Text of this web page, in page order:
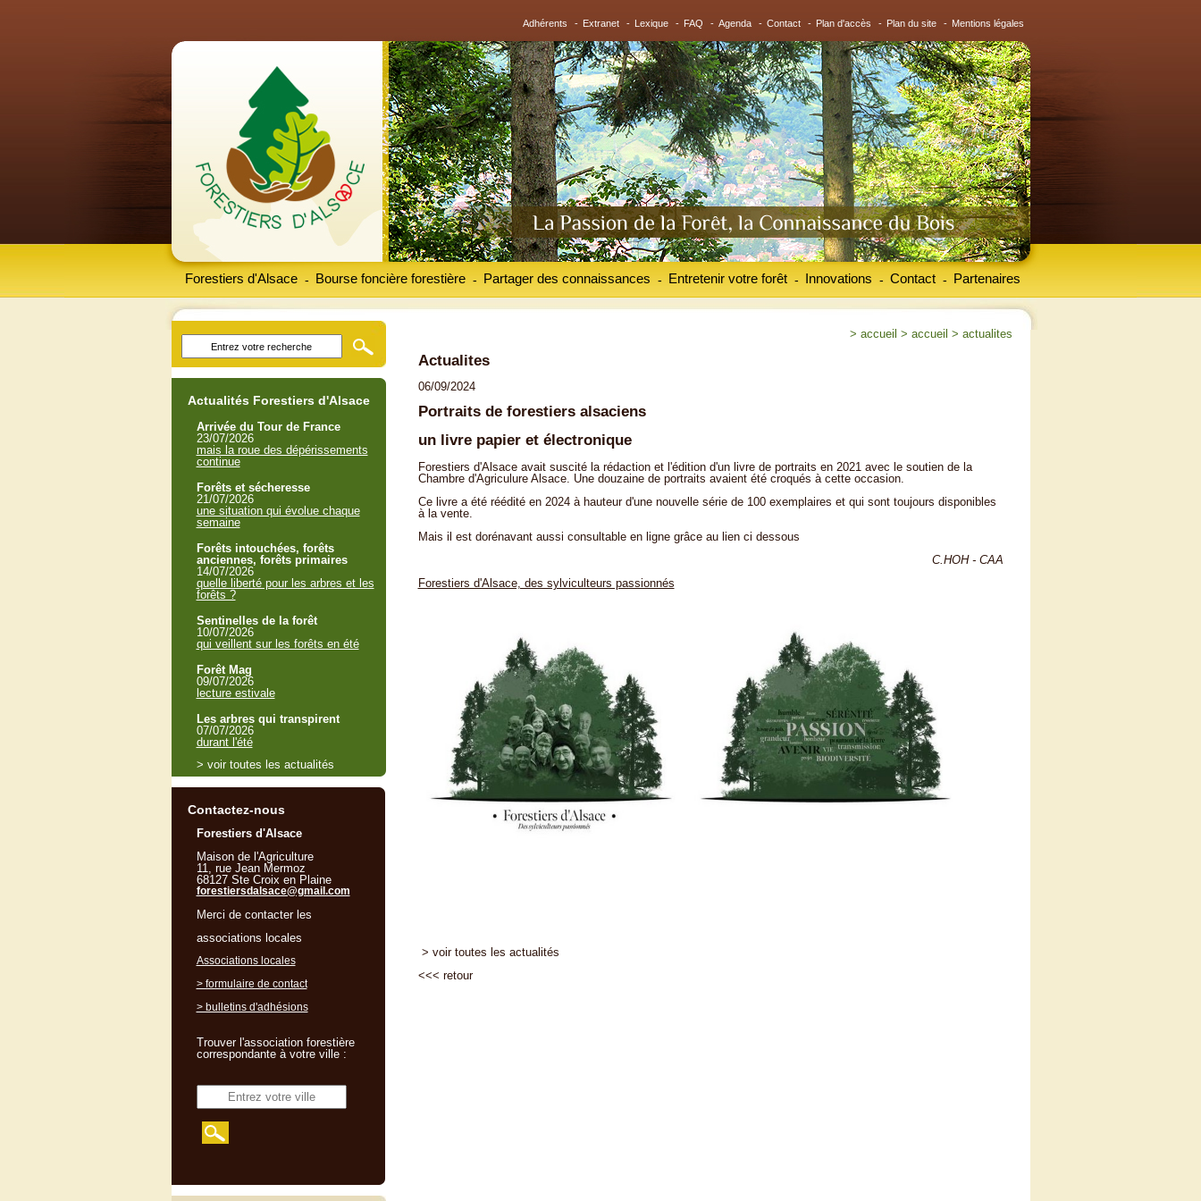
Adhérents - Extranet - Lexique - FAQ - Agenda - Contact - Plan d'accès - Plan du site - Mentions légales
Forestiers d'Alsace Bourse foncière forestière
- Partager des connaissances
- Entretenir votre forêt
- Innovations
- Contact
- Partenaires
-
> accueil > accueil > actualites
Actualites
06/09/2024
Portraits de forestiers alsaciens
un livre papier et électronique
Forestiers d'Alsace avait suscité la rédaction et l'édition d'un livre de portraits en 2021 avec le soutien de la
Chambre d'Agriculure Alsace. Une douzaine de portraits avaient été croqués à cette occasion.
Ce livre a été réédité en 2024 à hauteur d'une nouvelle série de 100 exemplaires et qui sont toujours disponibles
à la vente.
Mais il est dorénavant aussi consultable en ligne grâce au lien ci dessous
C.HOH - CAA
Forestiers d'Alsace, des sylviculteurs passionnés
> voir toutes les actualités
<<< retour
Actualités Forestiers d'Alsace
Arrivée du Tour de France
23/07/2026
mais la roue des dépérissements
continue
Forêts et sécheresse
21/07/2026
une situation qui évolue chaque
semaine
Forêts intouchées, forêts
anciennes, forêts primaires
14/07/2026
quelle liberté pour les arbres et les
forêts ?
Sentinelles de la forêt
10/07/2026
qui veillent sur les forêts en été
Forêt Mag
09/07/2026
lecture estivale
Les arbres qui transpirent
07/07/2026
durant l'été
> voir toutes les actualités
Contactez-nous
Forestiers d'Alsace
Maison de l'Agriculture
11, rue Jean Mermoz
68127 Ste Croix en Plaine
forestiersdalsace@gmail.com
Merci de contacter les
associations locales
Associations locales
> formulaire de contact
> bulletins d'adhésions
Trouver l'association forestière
correspondante à votre ville :